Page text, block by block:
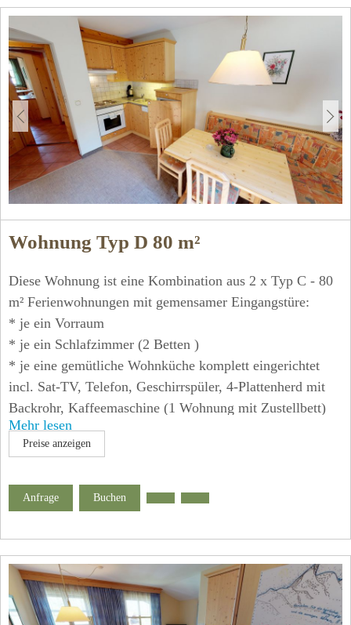
Wohnung Typ D 80 m²
Diese Wohnung ist eine Kombination aus 2 x Typ C - 80
m² Ferienwohnungen mit gemensamer Eingangstüre:
* je ein Vorraum
* je ein Schlafzimmer (2 Betten )
* je eine gemütliche Wohnküche komplett eingerichtet
incl. Sat-TV, Telefon, Geschirrspüler, 4-Plattenherd mit
Backrohr, Kaffeemaschine (1 Wohnung mit Zustellbett)
* je ein Bad/WC
* je ein Balkon, Dachflächenfenster mit Blick zum
* W- Lan frei verfügbar!
Mehr lesen
Preise anzeigen
Anfrage Buchen